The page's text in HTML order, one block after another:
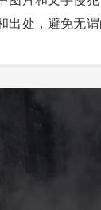
出处，避免无谓